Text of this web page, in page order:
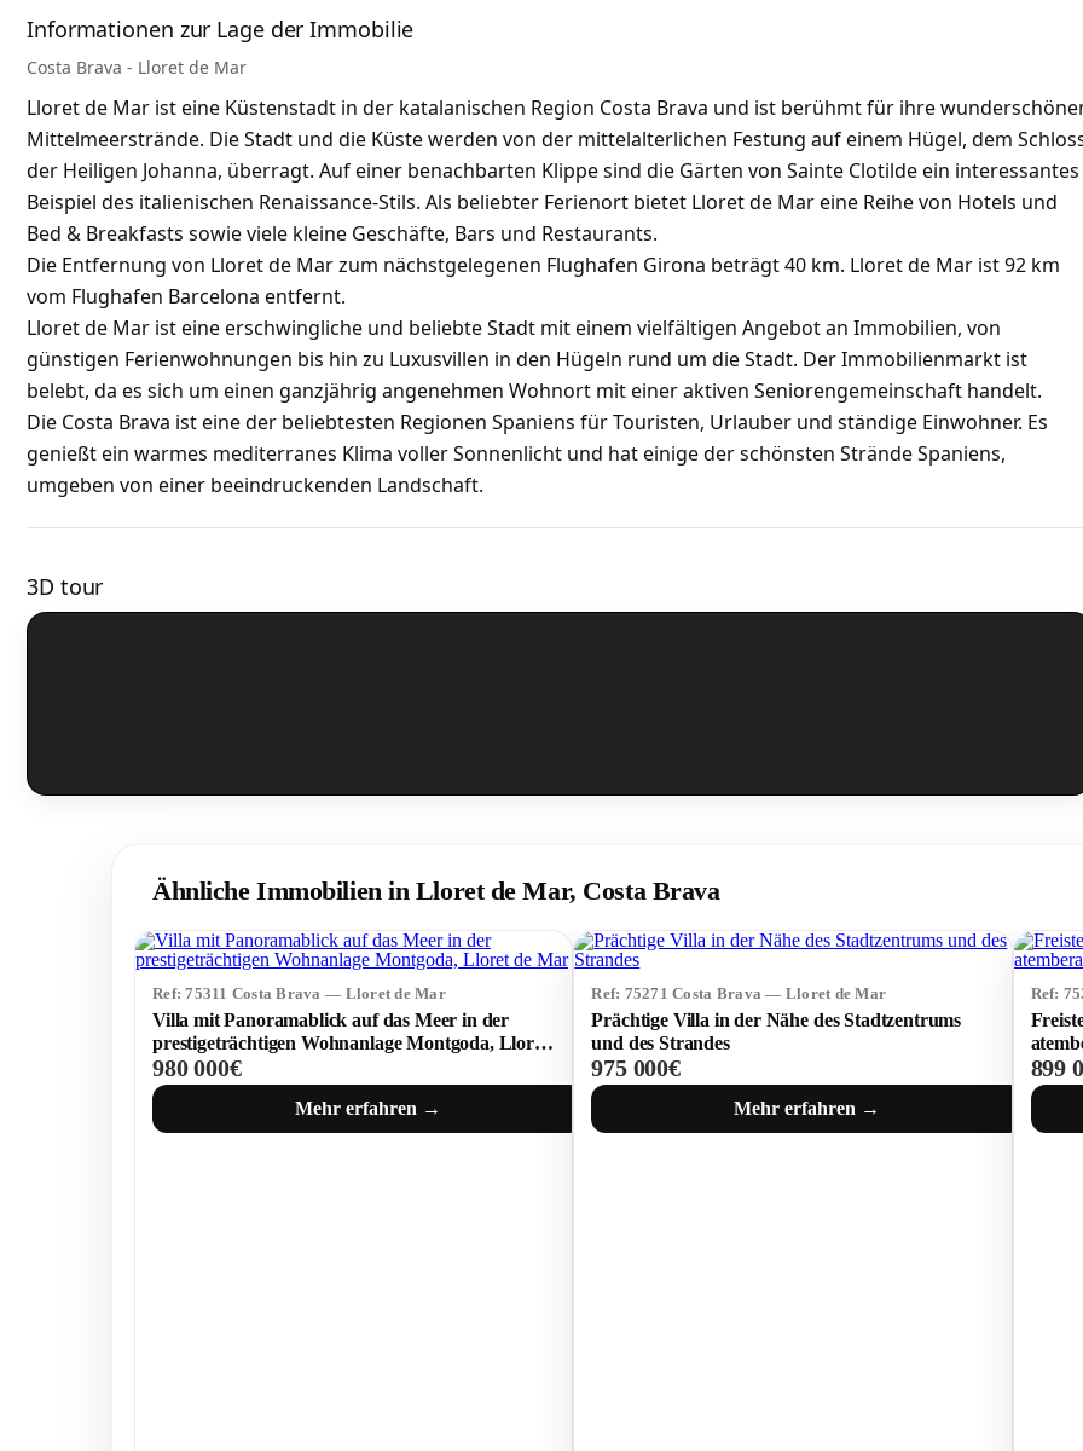
Informationen zur Lage der Immobilie
Costa Brava - Lloret de Mar
Lloret de Mar ist eine Küstenstadt in der katalanischen Region Costa Brava und ist berühmt für ihre
Mittelmeerstrände. Die Stadt und die Küste werden von der mittelalterlichen Festung auf einem Hügel, dem
der Heiligen Johanna, überragt. Auf einer benachbarten Klippe sind die Gärten von Sainte Clotilde ein interessantes
Beispiel des italienischen Renaissance-Stils. Als beliebter Ferienort bietet Lloret de Mar eine Reihe von Hotels und
Bed & Breakfasts sowie viele kleine Geschäfte, Bars und Restaurants.
Die Entfernung von Lloret de Mar zum nächstgelegenen Flughafen Girona beträgt 40 km. Lloret de Mar ist 92 km
vom Flughafen Barcelona entfernt.
Lloret de Mar ist eine erschwingliche und beliebte Stadt mit einem vielfältigen Angebot an Immobilien, von
günstigen Ferienwohnungen bis hin zu Luxusvillen in den Hügeln rund um die Stadt. Der Immobilienmarkt ist
belebt, da es sich um einen ganzjährig angenehmen Wohnort mit einer aktiven Seniorengemeinschaft handelt.
Die Costa Brava ist eine der beliebtesten Regionen Spaniens für Touristen, Urlauber und ständige Einwohner. Es
genießt ein warmes mediterranes Klima voller Sonnenlicht und hat einige der schönsten Strände Spaniens,
umgeben von einer beeindruckenden Landschaft.
3D tour
Ähnliche Immobilien in Lloret de Mar, Costa Brava
Ref: 75311 Costa Brava — Lloret de Mar
Villa mit Panoramablick auf das Meer in der
prestigeträchtigen Wohnanlage Montgoda, Lloret
de Mar
980 000€
Mehr erfahren →
Ref: 75271 Costa Brava — Lloret de Mar
Prächtige Villa in der Nähe des Stadtzentrums
und des Strandes
975 000€
Mehr erfahren →
Ref:
899